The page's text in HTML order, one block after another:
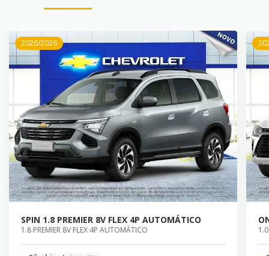
2026/2026
SPIN 1.8 PREMIER 8V FLEX 4P AUTOMÁTICO
1.8 PREMIER 8V FLEX 4P AUTOMÁTICO